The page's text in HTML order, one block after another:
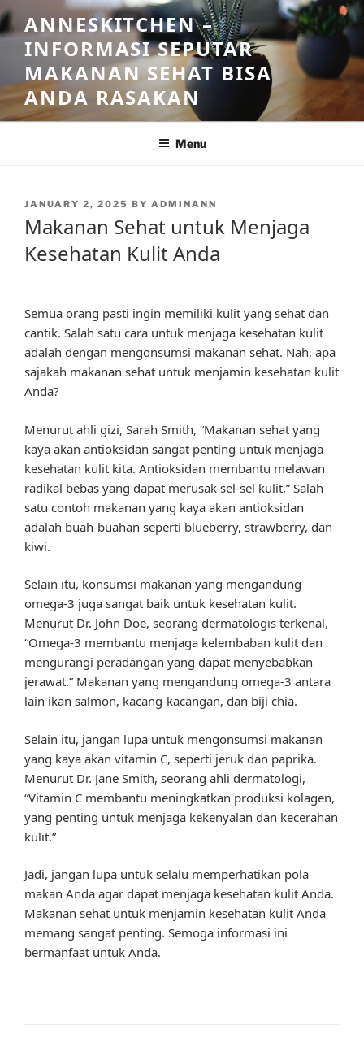
Skip
to
content
ANNESKITCHEN –
INFORMASI SEPUTAR
MAKANAN SEHAT BISA
ANDA RASAKAN
Menu
POSTED
JANUARY 2, 2025 BY ADMINANN
Makanan Sehat untuk Menjaga
Kesehatan Kulit Anda
Semua orang pasti ingin memiliki kulit yang sehat dan
cantik. Salah satu cara untuk menjaga kesehatan kulit
adalah dengan mengonsumsi makanan sehat. Nah, apa
sajakah makanan sehat untuk menjamin kesehatan kulit
Anda?
Menurut ahli gizi, Sarah Smith, “Makanan sehat yang
kaya akan antioksidan sangat penting untuk menjaga
kesehatan kulit kita. Antioksidan membantu melawan
radikal bebas yang dapat merusak sel-sel kulit.” Salah
satu contoh makanan yang kaya akan antioksidan
adalah buah-buahan seperti blueberry, strawberry, dan
kiwi.
Selain itu, konsumsi makanan yang mengandung
omega-3 juga sangat baik untuk kesehatan kulit.
Menurut Dr. John Doe, seorang dermatologis terkenal,
“Omega-3 membantu menjaga kelembaban kulit dan
mengurangi peradangan yang dapat menyebabkan
jerawat.” Makanan yang mengandung omega-3 antara
lain ikan salmon, kacang-kacangan, dan biji chia.
Selain itu, jangan lupa untuk mengonsumsi makanan
yang kaya akan vitamin C, seperti jeruk dan paprika.
Menurut Dr. Jane Smith, seorang ahli dermatologi,
“Vitamin C membantu meningkatkan produksi kolagen,
yang penting untuk menjaga kekenyalan dan kecerahan
kulit.”
Jadi, jangan lupa untuk selalu memperhatikan pola
makan Anda agar dapat menjaga kesehatan kulit Anda.
Makanan sehat untuk menjamin kesehatan kulit Anda
memang sangat penting. Semoga informasi ini
bermanfaat untuk Anda.